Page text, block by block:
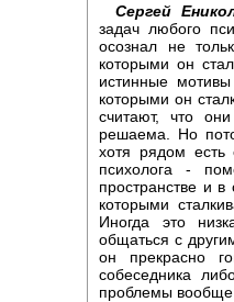
Сергей
задач любого
осознал не
которыми он
истинные
которыми он
считают, что
решаема. Но
хотя рядом есть
психолога -
пространстве и
которыми
Иногда это
общаться с
он прекрасно
собеседника
проблемы вообще